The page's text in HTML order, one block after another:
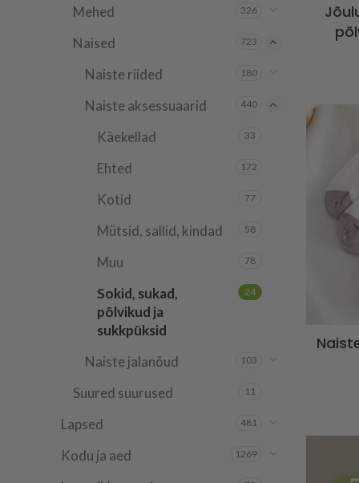
Mehed 326
Naised 723
Naiste riided 180
Naiste aksessuaarid 440
Käekellad 33
Ehted 172
Kotid 77
Mütsid, sallid, kindad 58
Muu 78
Sokid, sukad,
põlvikud ja
sukkpüksid
24
Naiste jalanõud 103
Suured suurused 11
Lapsed 481
Kodu ja aed 1269